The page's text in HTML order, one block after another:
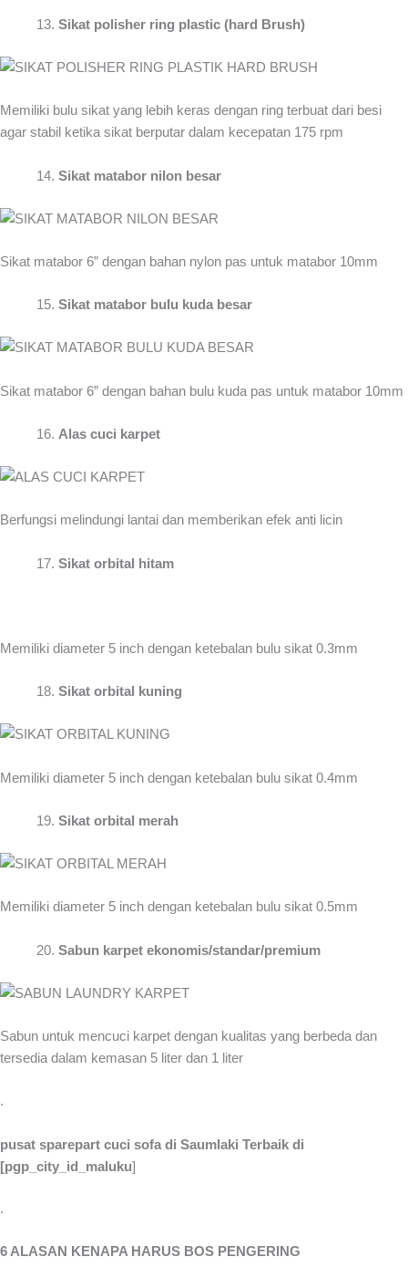
Sikat polisher ring plastic (hard Brush)
Memiliki bulu sikat yang lebih keras dengan ring terbuat dari besi
agar stabil ketika sikat berputar dalam kecepatan 175 rpm
Sikat matabor nilon besar
Sikat matabor 6” dengan bahan nylon pas untuk matabor 10mm
Sikat matabor bulu kuda besar
Sikat matabor 6” dengan bahan bulu kuda pas untuk matabor 10mm
Alas cuci karpet
Berfungsi melindungi lantai dan memberikan efek anti licin
Sikat orbital hitam
Memiliki diameter 5 inch dengan ketebalan bulu sikat 0.3mm
Sikat orbital kuning
Memiliki diameter 5 inch dengan ketebalan bulu sikat 0.4mm
Sikat orbital merah
Memiliki diameter 5 inch dengan ketebalan bulu sikat 0.5mm
Sabun karpet ekonomis/standar/premium
Sabun untuk mencuci karpet dengan kualitas yang berbeda dan
tersedia dalam kemasan 5 liter dan 1 liter
.
pusat sparepart cuci sofa di Saumlaki Terbaik di
[pgp_city_id_maluku]
.
6 ALASAN KENAPA HARUS BOS PENGERING